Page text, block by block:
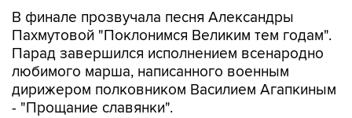
В финале прозвучала песня Александры
Пахмутовой "Поклонимся Великим тем годам".
Парад завершился исполнением всенародно
любимого марша, написанного военным
дирижером полковником Василием Агапкиным
- "Прощание славянки".